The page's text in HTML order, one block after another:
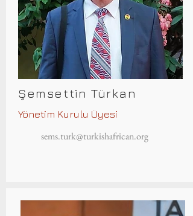
Şemsettin Türkan
Yönetim Kurulu Üyesi
sems.turk@turkishafrican.org